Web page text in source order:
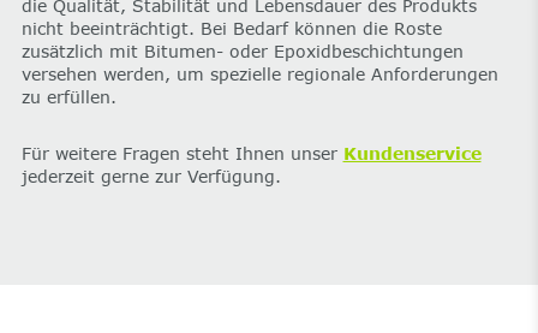
die Qualität, Stabilität und Lebensdauer des Produkts
nicht beeinträchtigt. Bei Bedarf können die Roste
zusätzlich mit Bitumen- oder Epoxidbeschichtungen
versehen werden, um spezielle regionale Anforderungen
zu erfüllen.
Für weitere Fragen steht Ihnen unser Kundenservice
jederzeit gerne zur Verfügung.